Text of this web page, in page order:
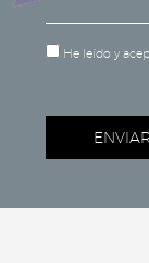
He leído y